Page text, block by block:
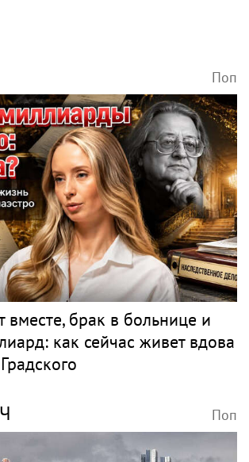
Поп
вместе, брак в больнице и
как сейчас живет вдова
Поп